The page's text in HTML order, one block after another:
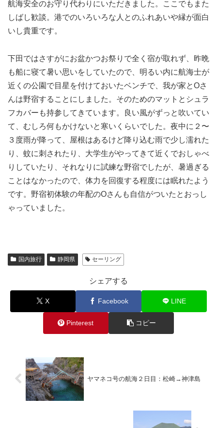
航海安全のお守り代わりにいただきました。ここでもまた
しばし歓談。港でのいろいろな人とのふれあいや縁が面白
いし貴重です。
下田ではさすがにお盆かつお祭りで全く宿が取れず、昨晩
も船に寝て暑い思いをしていたので、明るい内に航海士が
近くの公園で目星を付けておいたベンチで、我が家とOさ
んは野宿することにしました。そのためのマットとシュラ
フカバーも持参してきています。良い風がずっと吹いてい
て、むしろ何もかけないと寒いくらいでした。夜中に２〜
３度雨が降って、屋根はあるけど降り込む雨で少し濡れた
り、蚊に刺されたり、大学生がやってきて近くでおしゃべ
りしていたり、それなりに試練な野宿でしたが、暑過ぎる
ことはなかったので、体力を回復する程度には眠れたよう
です。野宿初体験の年配のOさんも自信がついたとおっし
ゃっていました。
国内旅行 静岡県 セーリング
シェアする
X Facebook LINE
Pinterest コピー
ヤマネコ号の航海２日目：松崎→神津島